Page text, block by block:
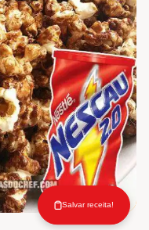
Salvar receita!